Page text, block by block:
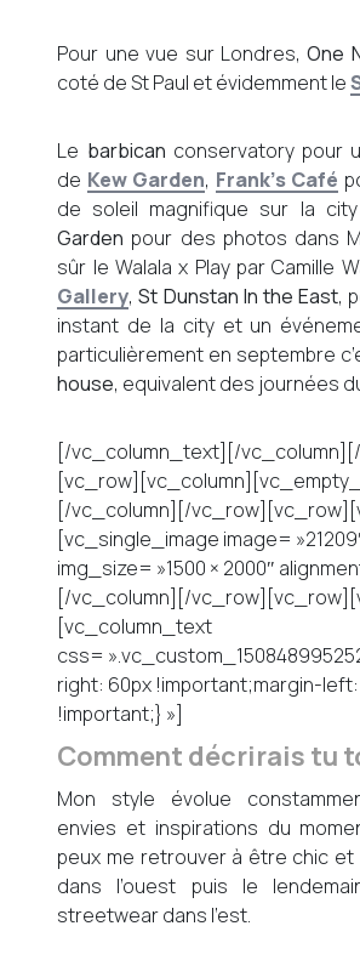
Pour une vue sur Londres,One
coté de St Paul et évidemment le
Le barbican conservatory pour
de Kew Garden, Frank’s Café
de soleil magnifique sur la city
Garden pour des photos dans
sûr le Walala x Play par Camille
Gallery,St Dunstan In the East,
instant de la city et un
particulièrement en septembre
house, equivalent des journées
[/vc_column_text][/
[/vc_column][/
[vc_single_image image=
img_size= »1500 × 2000″
[/vc_column][/
[vc_column_text
css=
right: 60px !important;margin-
!important;} »]
Comment décrirais tu
Mon style évolue
envies et inspirations du
peux me retrouver à être chic
dans l’ouest puis le
streetwear dans l’est.